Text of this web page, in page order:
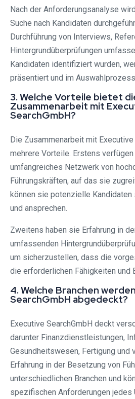
Nach der Anforderungsanalyse
Suche nach Kandidaten
Durchführung von Interviews,
Hintergrundüberprüfungen
Kandidaten identifiziert wurden,
präsentiert und im
3. Welche Vorteile bietet
Zusammenarbeit mit
SearchGmbH?
Die Zusammenarbeit mit
mehrere Vorteile. Erstens
umfangreiches Netzwerk von
Führungskräften, auf das sie
können sie potenzielle
und ansprechen.
Zweitens haben sie Erfahrung in
umfassenden
um sicherzustellen, dass die
die erforderlichen Fähigkeiten und
4. Welche Branchen
SearchGmbH abgedeckt?
Executive SearchGmbH deckt
darunter Finanzdienstleistungen,
Gesundheitswesen, Fertigung und
Erfahrung in der Besetzung von
unterschiedlichen Branchen und
spezifischen Anforderungen jedes